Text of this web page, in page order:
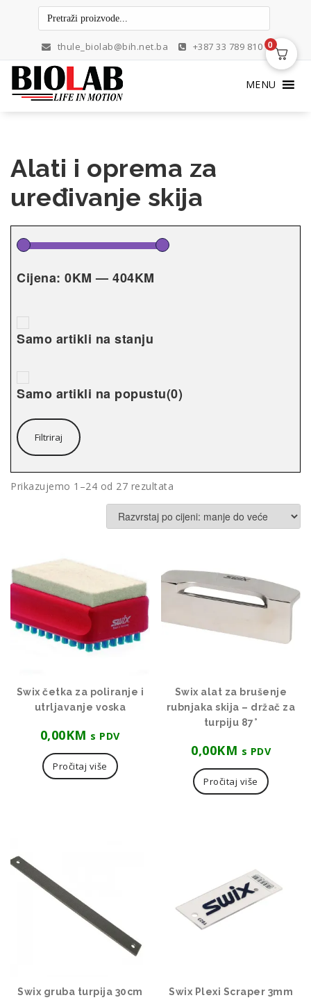
thule_biolab@bih.net.ba +387 33 789 810
MENU
Alati i oprema za
uređivanje skija
Cijena:0KM —404KM
Samo artikli na stanju
Samo artikli na popustu(0)
Filtriraj
Prikazujemo 1–24 od 27 rezultata
cijeni:
od
Swix četka za poliranje i
utrljavanje voska
0,00KM s PDV
Pročitaj više
Swix alat za brušenje
rubnjaka skija – držač za
turpiju 87°
0,00KM s PDV
Pročitaj više
Swix gruba turpija 30cm
Swix Plexi Scraper 3mm
0